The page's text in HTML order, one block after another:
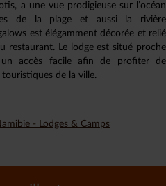
a une vue prodigieuse sur l’océan
de la plage et aussi la rivière
est élégamment décorée et relié
restaurant. Le lodge est situé proche
accès facile afin de profiter de
touristiques de la ville.
- Lodges & Camps